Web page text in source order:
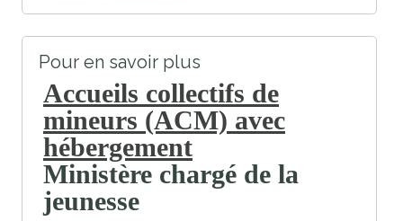
Pour en savoir plus
Accueils collectifs de
mineurs (ACM) avec
hébergement
Ministère chargé de la
jeunesse